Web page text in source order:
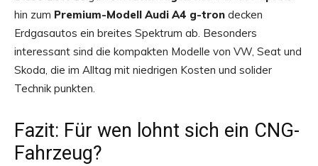
hin zum Premium-Modell Audi A4 g-tron decken
Erdgasautos ein breites Spektrum ab. Besonders
interessant sind die kompakten Modelle von VW, Seat und
Skoda, die im Alltag mit niedrigen Kosten und solider
Technik punkten.
Fazit: Für wen lohnt sich ein CNG-
Fahrzeug?